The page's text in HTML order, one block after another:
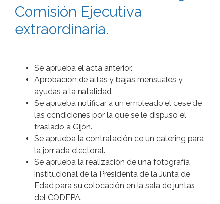
Comisión Ejecutiva
extraordinaria.
Se aprueba el acta anterior.
Aprobación de altas y bajas mensuales y
ayudas a la natalidad.
Se aprueba notificar a un empleado el cese de
las condiciones por la que se le dispuso el
traslado a Gijón.
Se aprueba la contratación de un catering para
la jornada electoral.
Se aprueba la realización de una fotografía
institucional de la Presidenta de la Junta de
Edad para su colocación en la sala de juntas
del CODEPA.